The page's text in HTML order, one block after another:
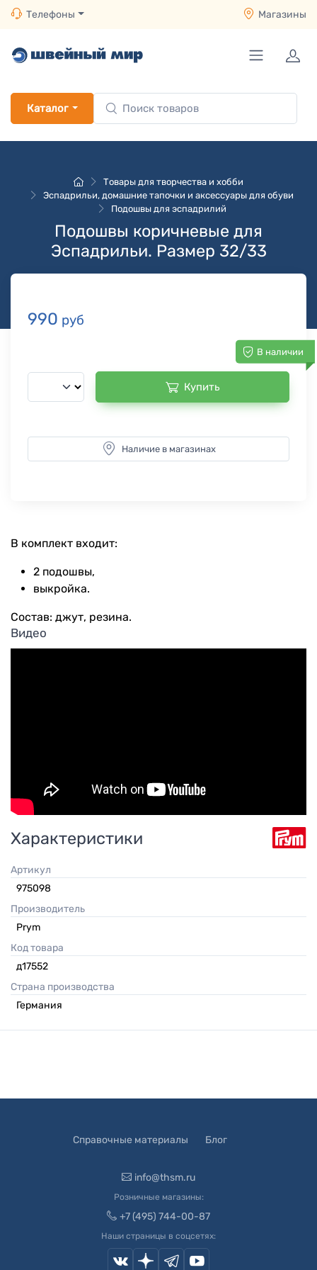
Телефоны Магазины
Каталог
Товары для творчества и хобби
Эспадрильи, домашние тапочки и аксессуары для обуви
Подошвы для эспадрилий
Подошвы коричневые для
Эспадрильи. Размер 32/33
990 руб
В наличии
Купить
Наличие в магазинах
В комплект входит:
2 подошвы,
выкройка.
Состав: джут, резина.
Видео
Характеристики
Артикул
975098
Производитель
Prym
Код товара
д17552
Страна производства
Германия
Справочные материалы Блог
info@thsm.ru
Розничные магазины:
+7 (495) 744-00-87
Наши страницы в соцсетях: